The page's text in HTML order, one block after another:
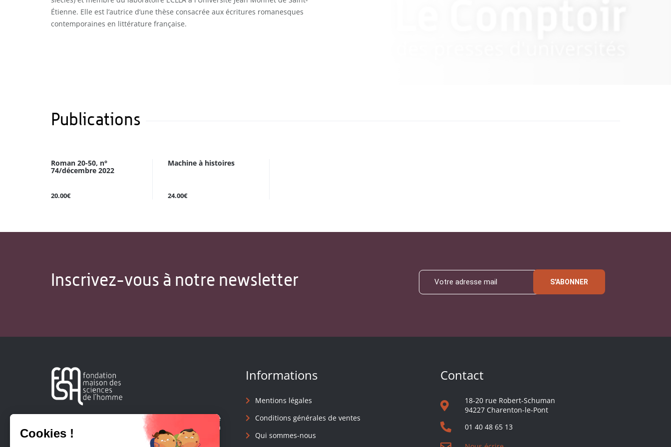
Étienne. Elle est l’autrice d’une thèse consacrée aux écritures romanesques
contemporaines en littérature française.
Publications
Roman 20-50, n°
74/décembre 2022
20.00€
Machine à histoires
24.00€
Inscrivez-vous à notre newsletter S'ABONNER
Créée en 1963, la Fondation Maison Sciences de l'Homme
soutient la recherche et la diffusion des connaissances en
sciences humaines et sociales.
Informations
Mentions légales
Conditions générales de ventes
Qui sommes-nous
Contact
18-20 rue Robert-Schuman
94227 Charenton-le-Pont
01 40 48 65 13